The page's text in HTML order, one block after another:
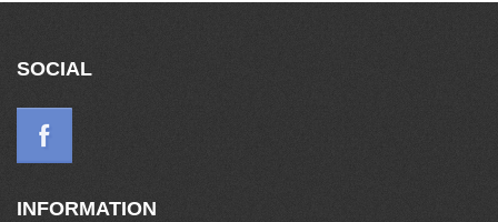
SOCIAL
INFORMATION